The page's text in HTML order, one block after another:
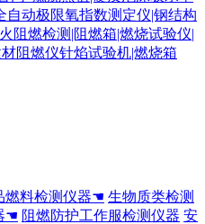
燃料检测仪器☚ 生物质类检测
☚ 阻燃防护工作服检测仪器 安